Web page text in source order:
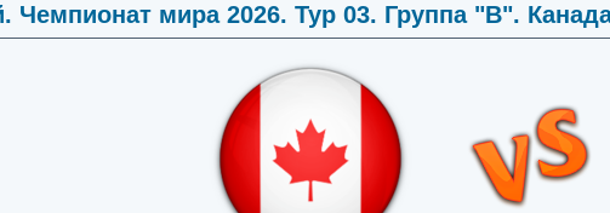
Чемпионат мира 2026. Тур 03. Группа "B".